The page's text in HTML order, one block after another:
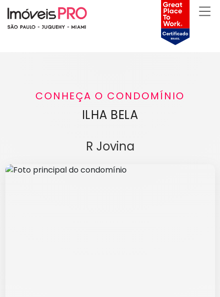
CONHEÇA O CONDOMÍNIO
ILHA BELA
R Jovina